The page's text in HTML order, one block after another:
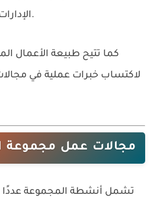
الإدارات والأنشطة التابعة لها.
كما تتيح طبيعة الأعمال
لاكتساب خبرات عملية في
مجالات عمل مجموعة
تشمل أنشطة المجموعة عددًا